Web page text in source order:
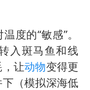
度的“敏感”。
入斑马鱼和线
，让动物变得更
（模拟深海低